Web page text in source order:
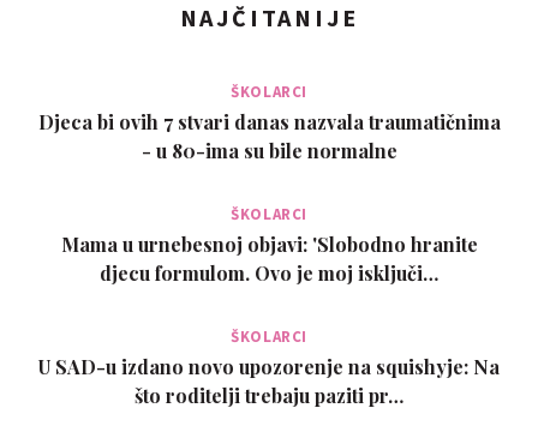
NAJČITANIJE
ŠKOLARCI
Djeca bi ovih 7 stvari danas nazvala traumatičnima
- u 80-ima su bile normalne
ŠKOLARCI
Mama u urnebesnoj objavi: 'Slobodno hranite
djecu formulom. Ovo je moj isključi…
ŠKOLARCI
U SAD-u izdano novo upozorenje na squishyje: Na
što roditelji trebaju paziti pr…